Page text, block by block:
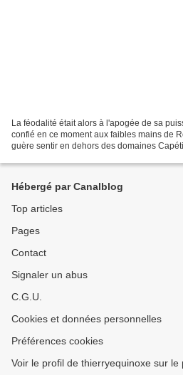
La féodalité était alors à l'apogée de sa
confié en ce moment aux faibles mains de
guère sentir en dehors des domaines
Hébergé par Canalblog
Top articles
Pages
Contact
Signaler un abus
C.G.U.
Cookies et données personnelles
Préférences cookies
Voir le profil de thierryequinoxe sur le